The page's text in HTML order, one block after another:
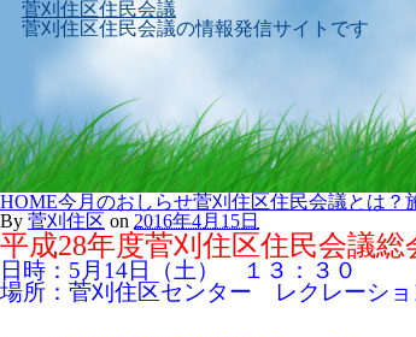
菅刈住区住民会議
菅刈住区住民会議の情報発信サイトです
Skip
to
content
HOME今月のおしらせ菅刈住区住民会議とは？
By 菅刈住区 on 2016年4月15日
平成28年度菅刈住区住民会議総
日時：5月14日（土） １３：３０
場所：菅刈住区センター レクレーショ